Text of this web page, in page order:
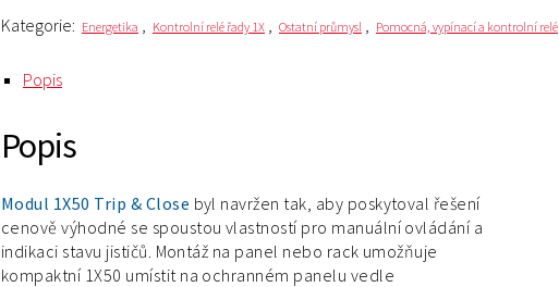
Kategorie: Energetika , Kontrolní relé řady 1X , Ostatní průmysl , Pomocná, vypínací a kontrolní relé
Popis
Popis
Modul 1X50 Trip & Close byl navržen tak, aby poskytoval řešení
cenově výhodné se spoustou vlastností pro manuální ovládání a
indikaci stavu jističů. Montáž na panel nebo rack umožňuje
kompaktní 1X50 umístit na ochranném panelu vedle